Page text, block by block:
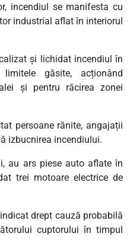
se manifesta cu
industrial aflat în interiorul
și lichidat incendiul în
găsite, acționând
și pentru răcirea zonei
rănite, angajații
izbucnirea incendiului.
ars piese auto aflate în
trei motoare electrice de
drept cauză probabilă
cuptorului în timpul